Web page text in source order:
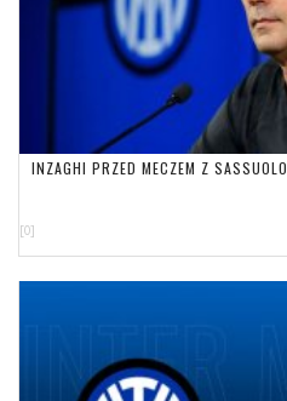
INZAGHI PRZED MECZEM Z SASSUOLO
[0]